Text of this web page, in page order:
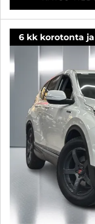
6 kk korotonta